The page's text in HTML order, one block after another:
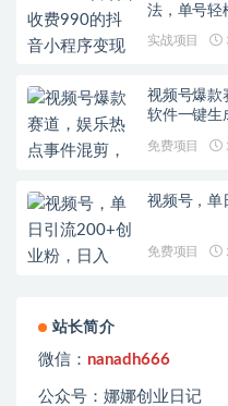
法，单号轻
实战项目
视频号爆款
软件一键生
免费项目
视频号，单
免费项目
站长简介
微信： nanadh666
公众号：娜娜创业日记